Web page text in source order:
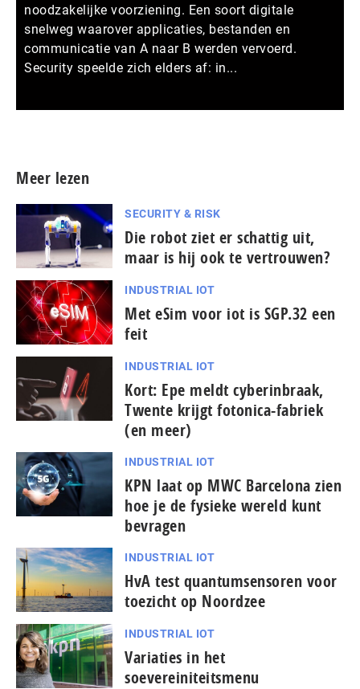
noodzakelijke voorziening. Een soort digitale
snelweg waarover applicaties, bestanden en
communicatie van A naar B werden vervoerd.
Security speelde zich elders af: in...
Meer lezen
SECURITY & RISK
Die robot ziet er schattig uit,
maar is hij ook te vertrouwen?
INDUSTRIAL IOT
Met eSim voor iot is SGP.32 een
feit
INDUSTRIAL IOT
Kort: Epe meldt cy­berin­braak,
Twente krijgt fotonica-fabriek
(en meer)
INDUSTRIAL IOT
KPN laat op MWC Barcelona zien
hoe je de fysieke wereld kunt
bevragen
INDUSTRIAL IOT
HvA test quantumsensoren voor
toezicht op Noordzee
INDUSTRIAL IOT
Variaties in het
soevereiniteitsmenu